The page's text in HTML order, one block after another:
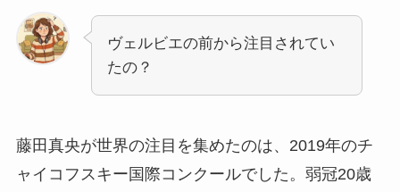
ヴェルビエの前から注目されてい
たの？
藤田真央が世界の注目を集めたのは、2019年のチ
ャイコフスキー国際コンクールでした。弱冠20歳